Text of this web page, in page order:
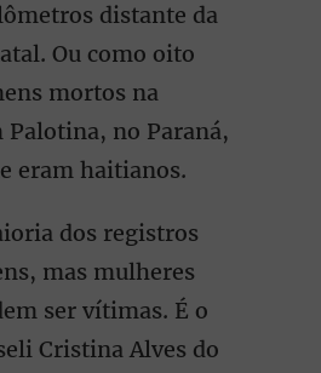
distante da
Ou como oito
mortos na
Palotina, no Paraná,
eram haitianos.
dos registros
mas mulheres
ser vítimas. É o
Cristina Alves do